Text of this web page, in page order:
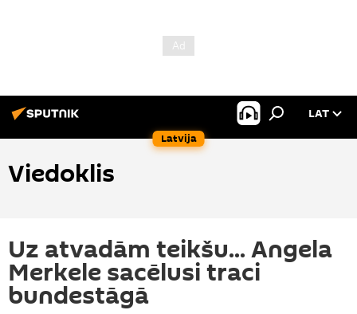
Latvija
LAT
Viedoklis
Uz atvadām teikšu... Angela
Merkele sacēlusi traci
bundestāgā